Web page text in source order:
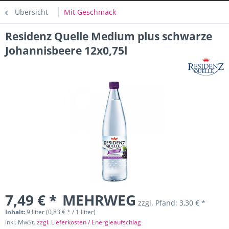
Übersicht Mit Geschmack
Residenz Quelle Medium plus schwarze
Johannisbeere 12x0,75l
7,49 € * MEHRWEG zzgl. Pfand: 3,30 € *
Inhalt:9 Liter (0,83 € * / 1 Liter)
inkl. MwSt.zzgl. Lieferkosten / Energieaufschlag